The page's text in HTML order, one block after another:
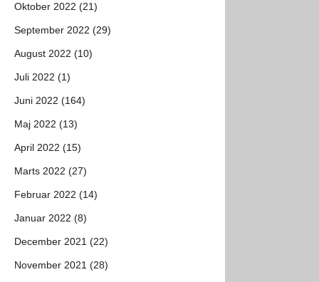
Oktober 2022 (21)
September 2022 (29)
August 2022 (10)
Juli 2022 (1)
Juni 2022 (164)
Maj 2022 (13)
April 2022 (15)
Marts 2022 (27)
Februar 2022 (14)
Januar 2022 (8)
December 2021 (22)
November 2021 (28)